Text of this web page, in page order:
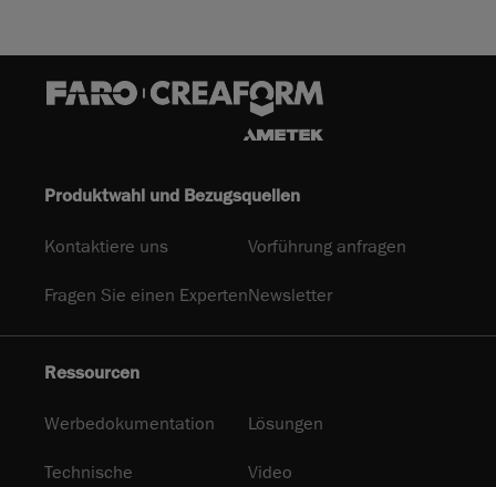
Produktwahl und Bezugsquellen
Kontaktiere uns Vorführung anfragen
Fragen Sie einen ExpertenNewsletter
Ressourcen
Werbedokumentation Lösungen
Technische
Video